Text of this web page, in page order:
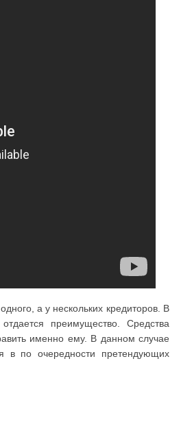
а у нескольких кредиторов. В
преимущество. Средства
именно ему. В данном случае
в по очередности претендующих